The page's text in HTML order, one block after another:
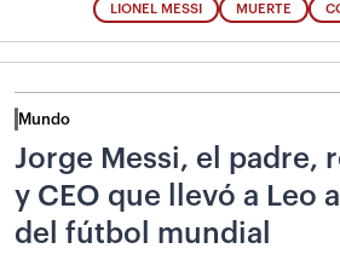
LIONEL MESSI MUERTE
Mundo
Jorge Messi, el padre,
y CEO que llevó a Leo
del fútbol mundial